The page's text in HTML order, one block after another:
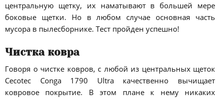
центральную щетку, их наматывают в большей мере
боковые щетки. Но в любом случае основная часть
мусора в пылесборнике. Тест пройден успешно!
Чистка ковра
Говоря о чистке ковров, с любой из центральных щеток
Cecotec Conga 1790 Ultra качественно вычищает
ковровое покрытие. В этом плане к нему никаких